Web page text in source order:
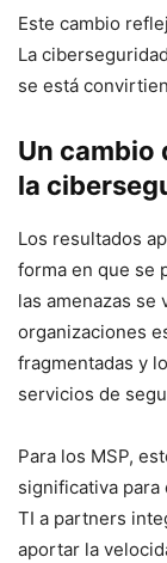
Este cambio
La
se está
Un cambio
la
Los resultados
forma en que se
las amenazas se
organizaciones
fragmentadas y
servicios de
Para los MSP,
significativa
TI a partners
aportar la